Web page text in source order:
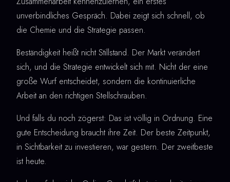
unverbindliches Gespräch. Dabei zeigt sich schnell, ob
die Chemie und die Strategie passen.
Beständigkeit heißt nicht Stillstand. Der Markt verändert
sich, und die Strategie entwickelt sich mit. Nicht der eine
große Wurf entscheidet, sondern die kontinuierliche
Arbeit an den richtigen Stellschrauben.
Und falls du noch zögerst: Das ist völlig in Ordnung. Eine
gute Entscheidung braucht ihre Zeit. Der beste Zeitpunkt,
in Sichtbarkeit zu investieren, war gestern. Der zweitbeste
ist heute.